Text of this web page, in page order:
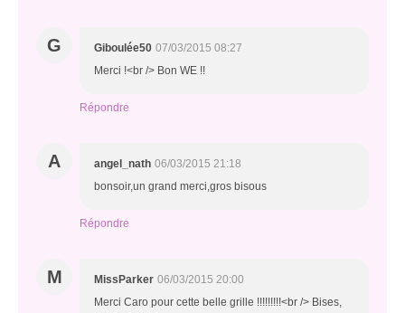
G Giboulée50 07/03/2015 08:27
Merci !<br /> Bon WE !!
Répondre
A angel_nath 06/03/2015 21:18
bonsoir,un grand merci,gros bisous
Répondre
M MissParker 06/03/2015 20:00
Merci Caro pour cette belle grille !!!!!!!!!<br /> Bises,